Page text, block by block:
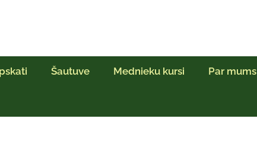
Šautuve Mednieku kursi Par mums